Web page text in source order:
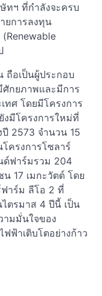
ทฯ ที่กำลังจะครบ
ยการลงทุน
ถือเป็นผู้ประกอบ
กยภาพและมีการ
ทศ โดยมีโครงการ
งมีโครงการใหม่ที่
2573 จำนวน 15
ครงการโซลาร์
ด์ฟาร์มรวม 204
17 เมกะวัตต์ โดย
ฟาร์ม ลีโอ 2 ที่
ตรมาส 4 ปีนี้ เป็น
ามมั่นใจของ
ฟ้าเติบโตอย่างก้าว